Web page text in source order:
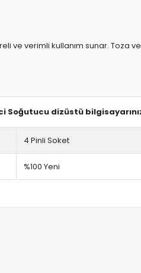
verimli kullanım sunar. Toza ve
Soğutucu dizüstü
4 Pinli Soket
%100 Yeni